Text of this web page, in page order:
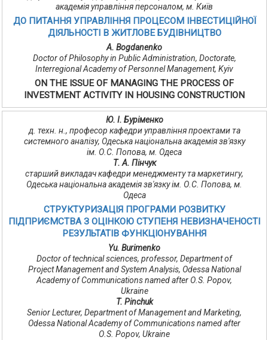
академія управління персоналом, м. Київ
ДО ПИТАННЯ УПРАВЛІННЯ ПРОЦЕСОМ ІНВЕСТИЦІЙНОЇ
ДІЯЛЬНОСТІ В ЖИТЛОВЕ БУДІВНИЦТВО
A. Bogdanenko
Doctor of Philosophy in Public Administration, Doctorate,
Interregional Academy of Personnel Management, Kyiv
ON THE ISSUE OF MANAGING THE PROCESS OF
INVESTMENT ACTIVITY IN HOUSING CONSTRUCTION
Ю. І. Буріменко
д. техн. н., професор кафедри управління проектами та
системного аналізу, Одеська національна академія зв'язку
ім. О.С. Попова, м. Одеса
Т. А. Пінчук
старший викладач кафедри менеджменту та маркетингу,
Одеська національна академія зв'язку ім. О.С. Попова, м.
Одеса
СТРУКТУРИЗАЦІЯ ПРОГРАМИ РОЗВИТКУ
ПІДПРИЄМСТВА З ОЦІНКОЮ СТУПЕНЯ НЕВИЗНАЧЕНОСТІ
РЕЗУЛЬТАТІВ ФУНКЦІОНУВАННЯ
Yu. Burimenko
Doctor of technical sciences, professor, Department of
Project Management and System Analysis, Odessa National
Academy of Communications named after О.S. Popov,
Ukraine
T. Pinchuk
Senior Lecturer, Department of Management and Marketing,
Odessa National Academy of Communications named after
О.S. Popov, Ukraine